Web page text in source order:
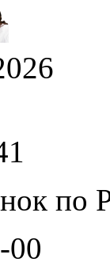
по
00